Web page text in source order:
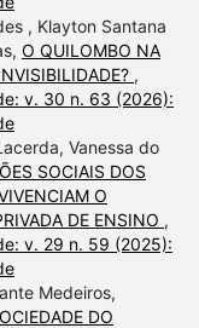
, Klayton Santana
O QUILOMBO NA
,
v. 30 n. 63 (2026):
Vanessa do
SOCIAIS DOS
O
DE ENSINO ,
v. 29 n. 59 (2025):
Medeiros,
DO